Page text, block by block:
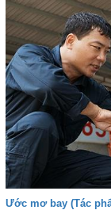
Ước mơ bay (Tác